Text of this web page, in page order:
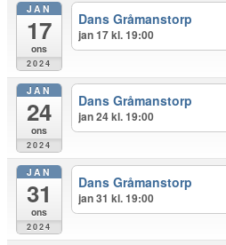
JAN
17
ons
2024
Dans Gråmanstorp
jan 17 kl. 19:00
JAN
24
ons
2024
Dans Gråmanstorp
jan 24 kl. 19:00
JAN
31
ons
2024
Dans Gråmanstorp
jan 31 kl. 19:00